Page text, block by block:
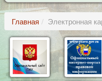
Главная Электронная